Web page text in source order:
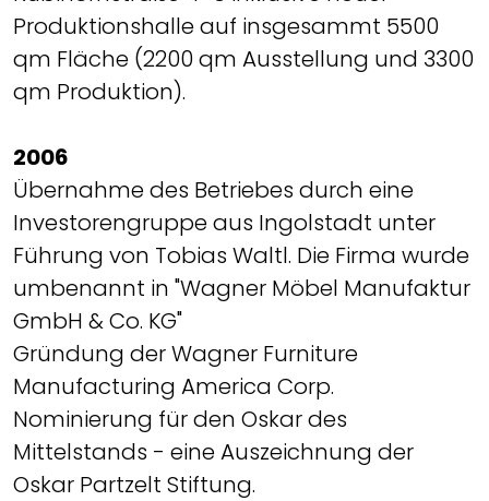
Produktionshalle auf insgesammt 5500
qm Fläche (2200 qm Ausstellung und 3300
qm Produktion).
2006
Übernahme des Betriebes durch eine
Investorengruppe aus Ingolstadt unter
Führung von Tobias Waltl. Die Firma wurde
umbenannt in "Wagner Möbel Manufaktur
GmbH & Co. KG"
Gründung der Wagner Furniture
Manufacturing America Corp.
Nominierung für den Oskar des
Mittelstands - eine Auszeichnung der
Oskar Partzelt Stiftung.